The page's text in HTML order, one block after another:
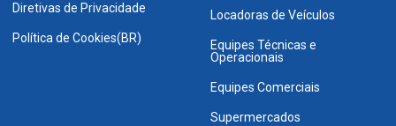
Diretivas de Privacidade
Política de Cookies(BR)
Locadoras de Veículos
Equipes Técnicas e
Operacionais
Equipes Comerciais
Supermercados